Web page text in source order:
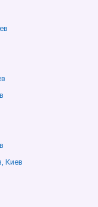
Киев